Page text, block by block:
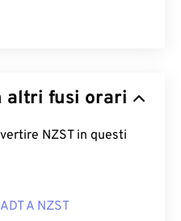
altri fusi orari
NZST in questi
ADT A NZST